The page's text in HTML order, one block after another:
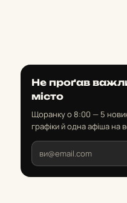
Не проґав
місто
Щоранку о 8:00 — 5
графіки й одна афіша на